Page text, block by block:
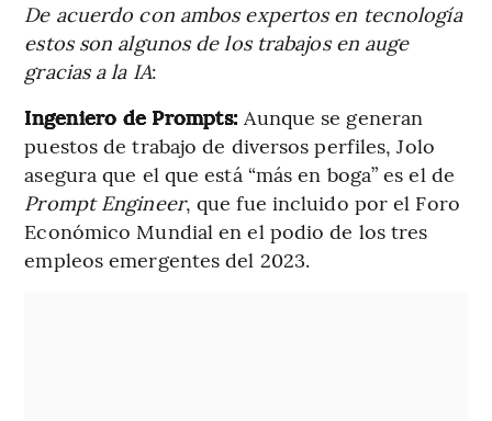
De acuerdo con ambos expertos en tecnología
estos son algunos de los trabajos en auge
gracias a la IA:
Ingeniero de Prompts:Aunque se generan
puestos de trabajo de diversos perfiles, Jolo
asegura que el que está “más en boga” es el de
Prompt Engineer, que fue incluido por el Foro
Económico Mundial en el podio de los tres
empleos emergentes del 2023.